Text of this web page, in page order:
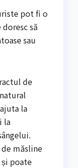
pot fi o
să
sau
de
la
la
măsline
poate